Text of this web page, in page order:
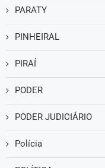
PARATY
PINHEIRAL
PIRAÍ
PODER
PODER JUDICIÁRIO
Polícia